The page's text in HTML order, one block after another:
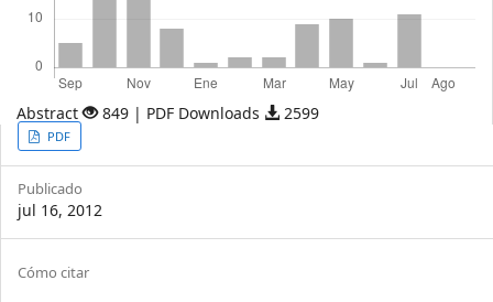
Abstract 849 | PDF Downloads 2599
Article
Sidebar
PDF
Publicado
jul 16, 2012
Article
Cómo citar